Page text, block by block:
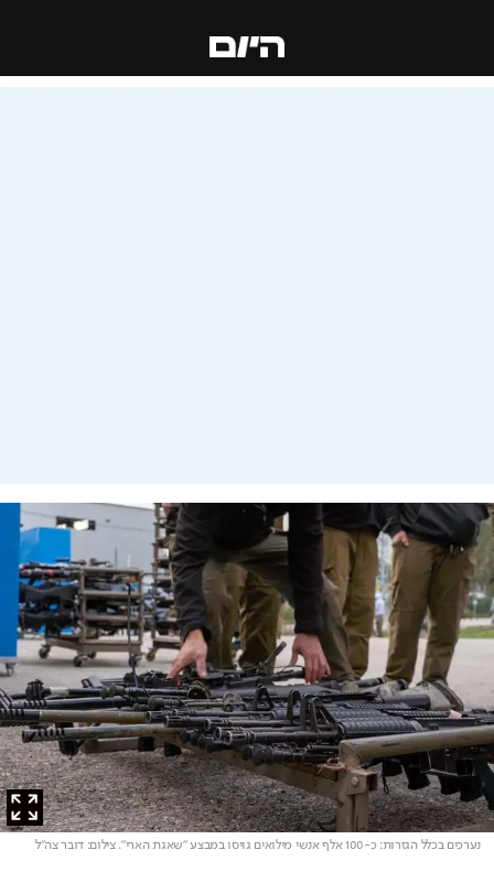
נערכים בכלל הגזרות: כ-100 אלף אנשי מילואים גויסו במבצע "שאגת הארי" . צילום: דובר צה"ל